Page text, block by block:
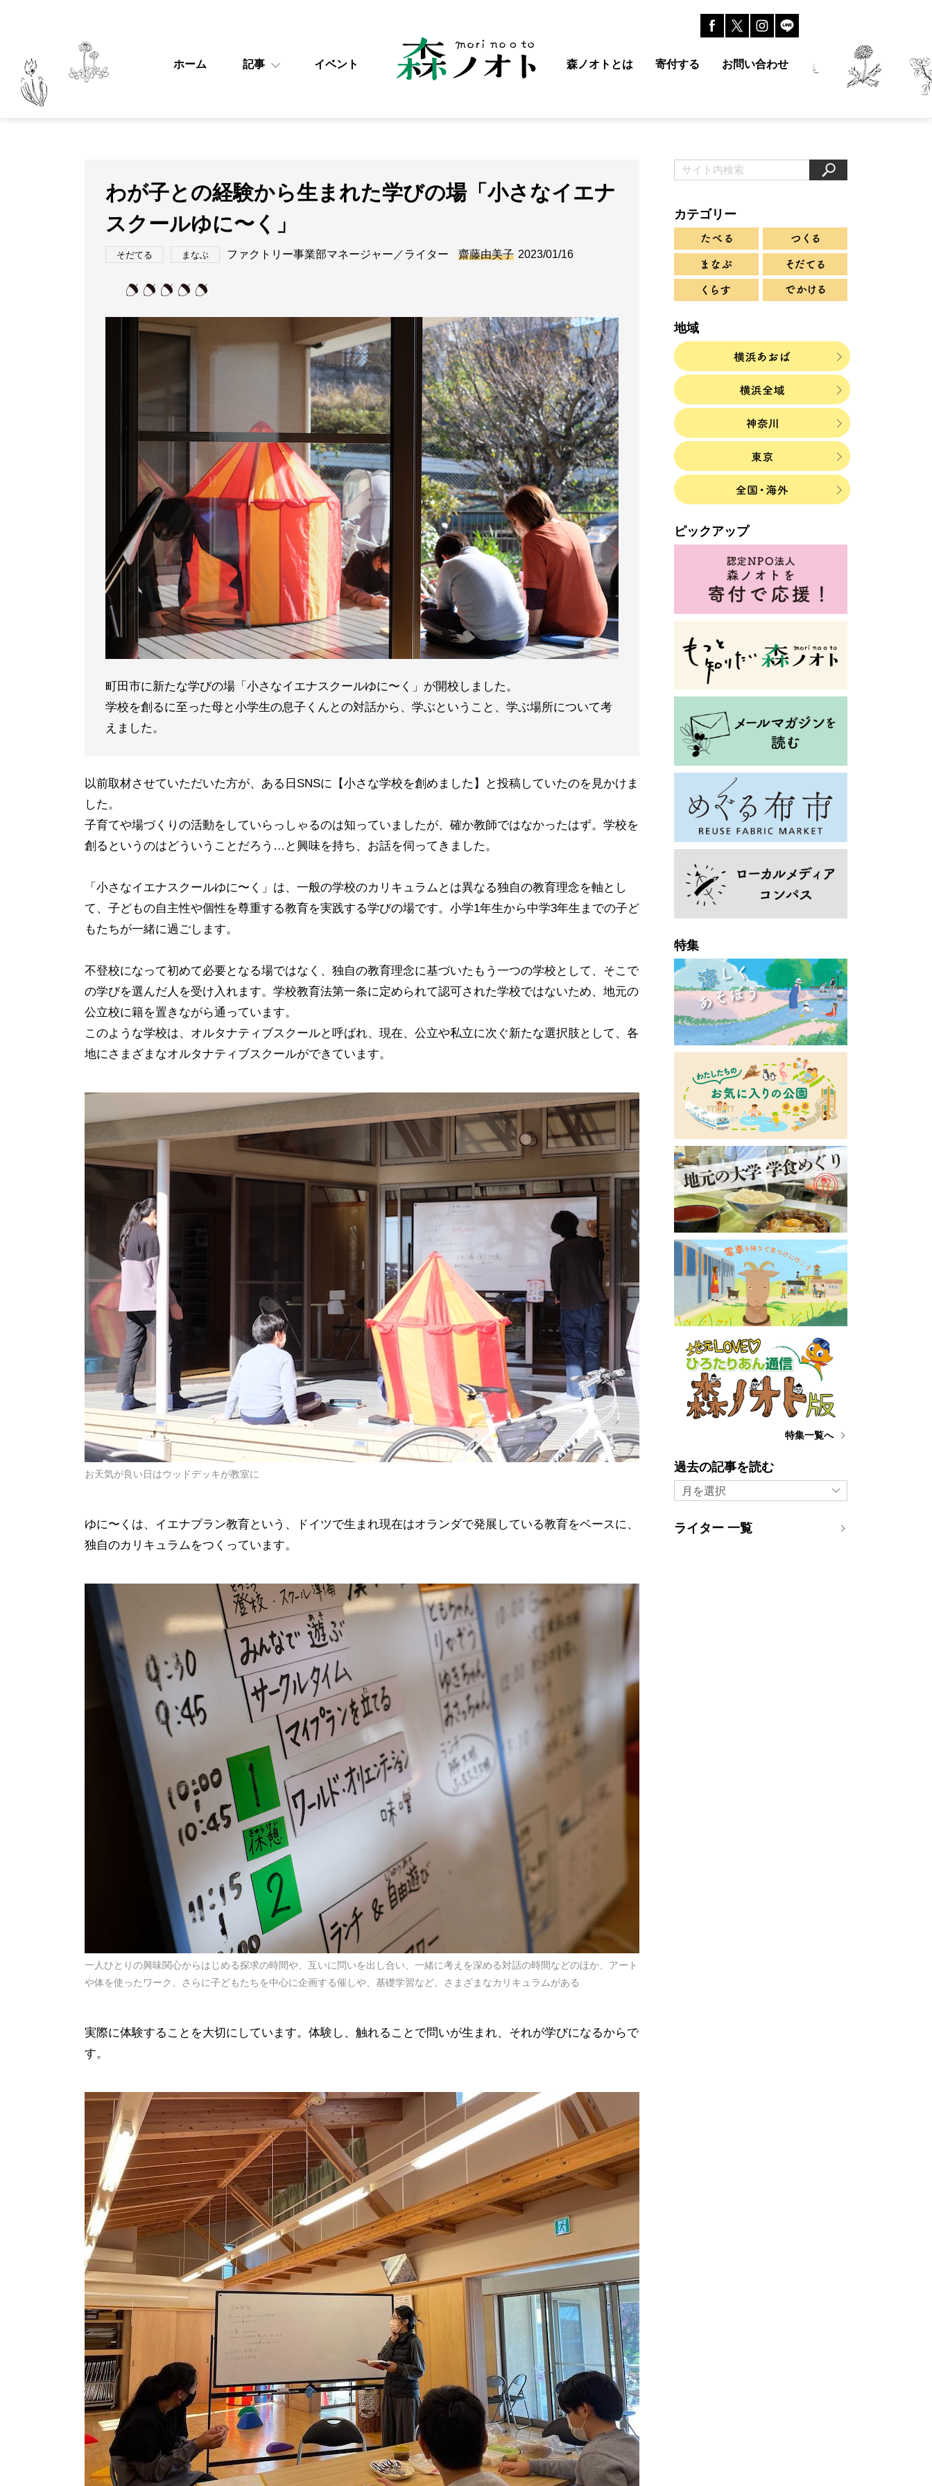
ホーム 記事 イベント 森ノオトとは 寄付する お問い合わせ
わが子との経験から生まれた学びの場「小さなイエナ
スクールゆに〜く」
そだてる まなぶ ファクトリー事業部マネージャー／ライター 齋藤由美子 2023/01/16
町田市に新たな学びの場「小さなイエナスクールゆに〜く」が開校しました。
学校を創るに至った母と小学生の息子くんとの対話から、学ぶということ、学ぶ場所について考
えました。
以前取材させていただいた方が、ある日SNSに【小さな学校を創めました】と投稿していたのを見かけま
した。
子育てや場づくりの活動をしていらっしゃるのは知っていましたが、確か教師ではなかったはず。学校を
創るというのはどういうことだろう…と興味を持ち、お話を伺ってきました。
「小さなイエナスクールゆに〜く」は、一般の学校のカリキュラムとは異なる独自の教育理念を軸とし
て、子どもの自主性や個性を尊重する教育を実践する学びの場です。小学1年生から中学3年生までの子ど
もたちが一緒に過ごします。
不登校になって初めて必要となる場ではなく、独自の教育理念に基づいたもう一つの学校として、そこで
の学びを選んだ人を受け入れます。学校教育法第一条に定められて認可された学校ではないため、地元の
公立校に籍を置きながら通っています。
このような学校は、オルタナティブスクールと呼ばれ、現在、公立や私立に次ぐ新たな選択肢として、各
地にさまざまなオルタナティブスクールができています。
お天気が良い日はウッドデッキが教室に
ゆに〜くは、イエナプラン教育という、ドイツで生まれ現在はオランダで発展している教育をベースに、
独自のカリキュラムをつくっています。
一人ひとりの興味関心からはじめる探求の時間や、互いに問いを出し合い、一緒に考えを深める対話の時間などのほか、アート
や体を使ったワーク、さらに子どもたちを中心に企画する催しや、基礎学習など、さまざまなカリキュラムがある
実際に体験することを大切にしています。体験し、触れることで問いが生まれ、それが学びになるからで
す。
カテゴリー
地域
ピックアップ
特集
特集一覧へ
過去の記事を読む
月を選択
ライター 一覧